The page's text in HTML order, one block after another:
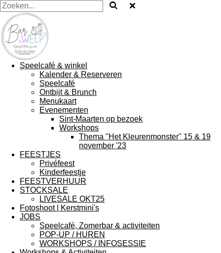
Speelcafé & winkel
Kalender & Reserveren
Speelcafé
Ontbijt & Brunch
Menukaart
Evenementen
Sint-Maarten op bezoek
Workshops
Thema "Het Kleurenmonster" 15 & 19
november '23
FEESTJES
Privéfeest
Kinderfeestje
FEESTVERHUUR
STOCKSALE
LIVESALE OKT25
Fotoshoot | Kerstmini's
JOBS
Speelcafé, Zomerbar & activiteiten
POP-UP / HUREN
WORKSHOPS / INFOSESSIE